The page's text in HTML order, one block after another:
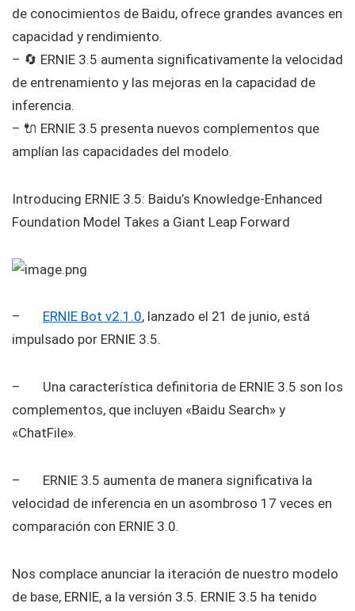
de conocimientos de Baidu, ofrece grandes avances en
capacidad y rendimiento.
– 🔄 ERNIE 3.5 aumenta significativamente la velocidad
de entrenamiento y las mejoras en la capacidad de
inferencia.
– 🔌 ERNIE 3.5 presenta nuevos complementos que
amplían las capacidades del modelo.
Introducing ERNIE 3.5: Baidu’s Knowledge-Enhanced
Foundation Model Takes a Giant Leap Forward
– ERNIE Bot v2.1.0, lanzado el 21 de junio, está
impulsado por ERNIE 3.5.
– Una característica definitoria de ERNIE 3.5 son los
complementos, que incluyen «Baidu Search» y
«ChatFile».
– ERNIE 3.5 aumenta de manera significativa la
velocidad de inferencia en un asombroso 17 veces en
comparación con ERNIE 3.0.
Nos complace anunciar la iteración de nuestro modelo
de base, ERNIE, a la versión 3.5. ERNIE 3.5 ha tenido